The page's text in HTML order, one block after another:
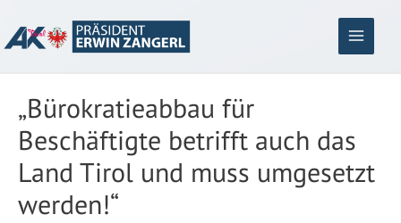
Inhalt
springen
Main
„Bürokratieabbau für
Beschäftigte betrifft auch das
Land Tirol und muss umgesetzt
werden!“